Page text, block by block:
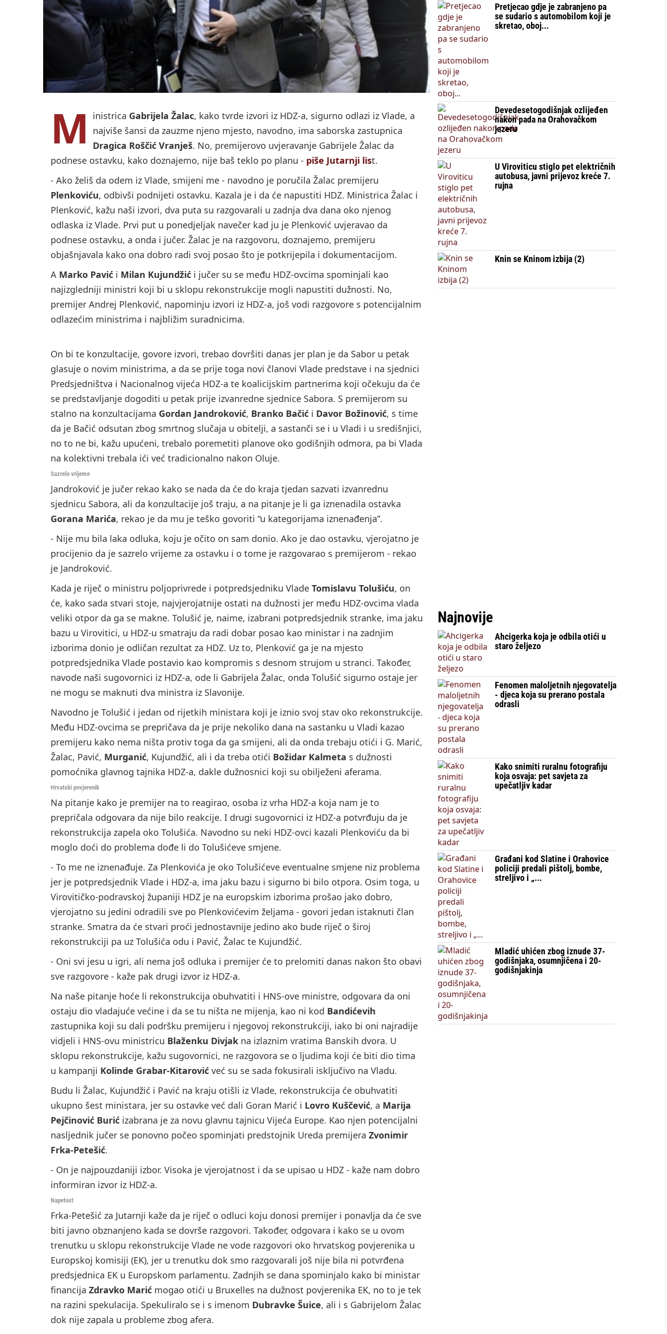
M inistrica Gabrijela Žalac, kako tvrde izvori iz HDZ-a, sigurno odlazi iz Vlade, a
najviše šansi da zauzme njeno mjesto, navodno, ima saborska zastupnica
Dragica Roščić Vranješ. No, premijerovo uvjeravanje Gabrijele Žalac da
podnese ostavku, kako doznajemo, nije baš teklo po planu - piše Jutarnji list.
- Ako želiš da odem iz Vlade, smijeni me - navodno je poručila Žalac premijeru
Plenkoviću, odbivši podnijeti ostavku. Kazala je i da će napustiti HDZ. Ministrica Žalac i
Plenković, kažu naši izvori, dva puta su razgovarali u zadnja dva dana oko njenog
odlaska iz Vlade. Prvi put u ponedjeljak navečer kad ju je Plenković uvjeravao da
podnese ostavku, a onda i jučer. Žalac je na razgovoru, doznajemo, premijeru
objašnjavala kako ona dobro radi svoj posao što je potkrijepila i dokumentacijom.
A Marko Pavić i Milan Kujundžić i jučer su se među HDZ-ovcima spominjali kao
najizgledniji ministri koji bi u sklopu rekonstrukcije mogli napustiti dužnosti. No,
premijer Andrej Plenković, napominju izvori iz HDZ-a, još vodi razgovore s potencijalnim
odlazećim ministrima i najbližim suradnicima.
On bi te konzultacije, govore izvori, trebao dovršiti danas jer plan je da Sabor u petak
glasuje o novim ministrima, a da se prije toga novi članovi Vlade predstave i na sjednici
Predsjedništva i Nacionalnog vijeća HDZ-a te koalicijskim partnerima koji očekuju da će
se predstavljanje dogoditi u petak prije izvanredne sjednice Sabora. S premijerom su
stalno na konzultacijama Gordan Jandroković, Branko Bačić i Davor Božinović, s time
da je Bačić odsutan zbog smrtnog slučaja u obitelji, a sastanči se i u Vladi i u središnjici,
no to ne bi, kažu upućeni, trebalo poremetiti planove oko godišnjih odmora, pa bi Vlada
na kolektivni trebala ići već tradicionalno nakon Oluje.
Sazrelo vrijeme
Jandroković je jučer rekao kako se nada da će do kraja tjedan sazvati izvanrednu
sjednicu Sabora, ali da konzultacije još traju, a na pitanje je li ga iznenadila ostavka
Gorana Marića, rekao je da mu je teško govoriti “u kategorijama iznenađenja”.
- Nije mu bila laka odluka, koju je očito on sam donio. Ako je dao ostavku, vjerojatno je
procijenio da je sazrelo vrijeme za ostavku i o tome je razgovarao s premijerom - rekao
je Jandroković.
Kada je riječ o ministru poljoprivrede i potpredsjedniku Vlade Tomislavu Tolušiću, on
će, kako sada stvari stoje, najvjerojatnije ostati na dužnosti jer među HDZ-ovcima vlada
veliki otpor da ga se makne. Tolušić je, naime, izabrani potpredsjednik stranke, ima jaku
bazu u Virovitici, u HDZ-u smatraju da radi dobar posao kao ministar i na zadnjim
izborima donio je odličan rezultat za HDZ. Uz to, Plenković ga je na mjesto
potpredsjednika Vlade postavio kao kompromis s desnom strujom u stranci. Također,
navode naši sugovornici iz HDZ-a, ode li Gabrijela Žalac, onda Tolušić sigurno ostaje jer
ne mogu se maknuti dva ministra iz Slavonije.
Navodno je Tolušić i jedan od rijetkih ministara koji je iznio svoj stav oko rekonstrukcije.
Među HDZ-ovcima se prepričava da je prije nekoliko dana na sastanku u Vladi kazao
premijeru kako nema ništa protiv toga da ga smijeni, ali da onda trebaju otići i G. Marić,
Žalac, Pavić, Murganić, Kujundžić, ali i da treba otići Božidar Kalmeta s dužnosti
pomoćnika glavnog tajnika HDZ-a, dakle dužnosnici koji su obilježeni aferama.
Hrvatski povjerenik
Na pitanje kako je premijer na to reagirao, osoba iz vrha HDZ-a koja nam je to
prepričala odgovara da nije bilo reakcije. I drugi sugovornici iz HDZ-a potvrđuju da je
rekonstrukcija zapela oko Tolušića. Navodno su neki HDZ-ovci kazali Plenkoviću da bi
moglo doći do problema dođe li do Tolušićeve smjene.
- To me ne iznenađuje. Za Plenkovića je oko Tolušićeve eventualne smjene niz problema
jer je potpredsjednik Vlade i HDZ-a, ima jaku bazu i sigurno bi bilo otpora. Osim toga, u
Virovitičko-podravskoj županiji HDZ je na europskim izborima prošao jako dobro,
vjerojatno su jedini odradili sve po Plenkovićevim željama - govori jedan istaknuti član
stranke. Smatra da će stvari proći jednostavnije jedino ako bude riječ o široj
rekonstrukciji pa uz Tolušića odu i Pavić, Žalac te Kujundžić.
- Oni svi jesu u igri, ali nema još odluka i premijer će to prelomiti danas nakon što obavi
sve razgovore - kaže pak drugi izvor iz HDZ-a.
Na naše pitanje hoće li rekonstrukcija obuhvatiti i HNS-ove ministre, odgovara da oni
ostaju dio vladajuće većine i da se tu ništa ne mijenja, kao ni kod Bandićevih
zastupnika koji su dali podršku premijeru i njegovoj rekonstrukciji, iako bi oni najradije
vidjeli i HNS-ovu ministricu Blaženku Divjak na izlaznim vratima Banskih dvora. U
sklopu rekonstrukcije, kažu sugovornici, ne razgovora se o ljudima koji će biti dio tima
u kampanji Kolinde Grabar-Kitarović već su se sada fokusirali isključivo na Vladu.
Budu li Žalac, Kujundžić i Pavić na kraju otišli iz Vlade, rekonstrukcija će obuhvatiti
ukupno šest ministara, jer su ostavke već dali Goran Marić i Lovro Kuščević, a Marija
Pejčinović Burić izabrana je za novu glavnu tajnicu Vijeća Europe. Kao njen potencijalni
nasljednik jučer se ponovno počeo spominjati predstojnik Ureda premijera Zvonimir
Frka-Petešić.
- On je najpouzdaniji izbor. Visoka je vjerojatnost i da se upisao u HDZ - kaže nam dobro
informiran izvor iz HDZ-a.
Napetost
Frka-Petešić za Jutarnji kaže da je riječ o odluci koju donosi premijer i ponavlja da će sve
biti javno obznanjeno kada se dovrše razgovori. Također, odgovara i kako se u ovom
trenutku u sklopu rekonstrukcije Vlade ne vode razgovori oko hrvatskog povjerenika u
Europskoj komisiji (EK), jer u trenutku dok smo razgovarali još nije bila ni potvrđena
predsjednica EK u Europskom parlamentu. Zadnjih se dana spominjalo kako bi ministar
financija Zdravko Marić mogao otići u Bruxelles na dužnost povjerenika EK, no to je tek
na razini spekulacija. Spekuliralo se i s imenom Dubravke Šuice, ali i s Gabrijelom Žalac
dok nije zapala u probleme zbog afera.
Pretjecao gdje je zabranjeno pa
se sudario s automobilom koji je
skretao, oboj...
Devedesetogodišnjak ozlijeđen
nakon pada na Orahovačkom
jezeru
U Viroviticu stiglo pet električnih
autobusa, javni prijevoz kreće 7.
rujna
Knin se Kninom izbija (2)
Najnovije
Ahcigerka koja je odbila otići u
staro željezo
Fenomen maloljetnih njegovatelja
- djeca koja su prerano postala
odrasli
Kako snimiti ruralnu fotografiju
koja osvaja: pet savjeta za
upečatljiv kadar
Građani kod Slatine i Orahovice
policiji predali pištolj, bombe,
streljivo i „...
Mladić uhićen zbog iznude 37-
godišnjaka, osumnjičena i 20-
godišnjakinja